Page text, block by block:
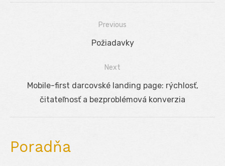
Previous
Previous
Požiadavky
Next
NextMobile-first darcovské landing page: rýchlosť,
čitateľnosť a bezproblémová konverzia
Poradňa